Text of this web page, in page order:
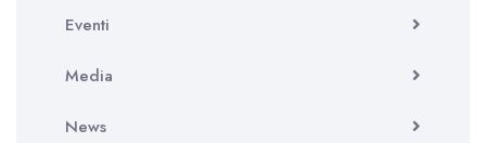
Eventi
Media
News